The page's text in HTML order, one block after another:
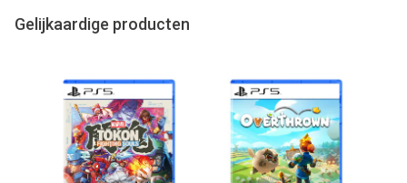
Gelijkaardige producten